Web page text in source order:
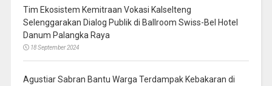
Tim Ekosistem Kemitraan Vokasi Kalselteng
Selenggarakan Dialog Publik di Ballroom Swiss-Bel Hotel
Danum Palangka Raya
18 September 2024
Agustiar Sabran Bantu Warga Terdampak Kebakaran di